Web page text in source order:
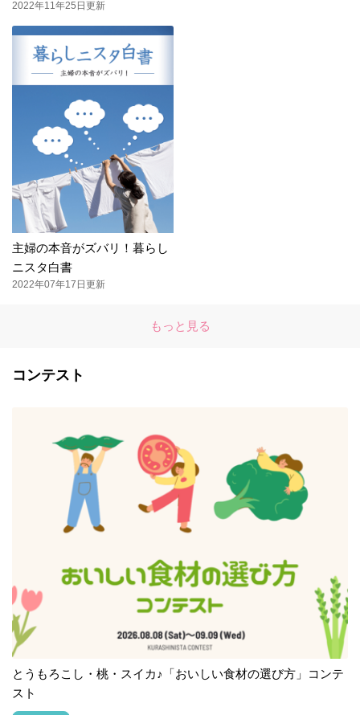
2022年11年25日更新
主婦の本音がズバリ！暮らし
ニスタ白書
2022年07年17日更新
もっと見る
コンテスト
とうもろこし・桃・スイカ♪「おいしい食材の選び方」コンテ
スト